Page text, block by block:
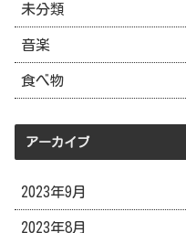
未分類
音楽
食べ物
アーカイブ
2023年9月
2023年8月